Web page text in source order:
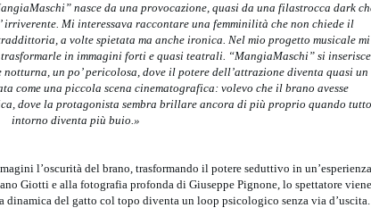
nasce da una provocazione, quasi da una filastrocca dark
Mi interessava raccontare una femminilità che non chiede il
a volte spietata ma anche ironica. Nel mio progetto musicale mi
in immagini forti e quasi teatrali. “MangiaMaschi” si inserisce
un po’ pericolosa, dove il potere dell’attrazione diventa quasi un
come una piccola scena cinematografica: volevo che il brano avesse
dove la protagonista sembra brillare ancora di più proprio quando tutto
intorno diventa più buio.»
l’oscurità del brano, trasformando il potere seduttivo in un’esperienza
Giotti e alla fotografia profonda di Giuseppe Pignone, lo spettatore viene
del gatto col topo diventa un loop psicologico senza via d’uscita.